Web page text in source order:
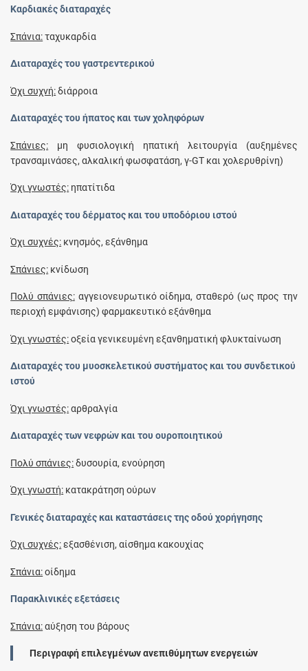
Καρδιακές διαταραχές
Σπάνια:ταχυκαρδία
Διαταραχές του γαστρεντερικού
Όχι συχνή:διάρροια
Διαταραχές του ήπατος και των χοληφόρων
Σπάνιες: μη φυσιολογική ηπατική λειτουργία (αυξημένες
τρανσαμινάσες, αλκαλική φωσφατάση, γ‑GT και χολερυθρίνη)
Όχι γνωστές: ηπατίτιδα
Διαταραχές του δέρματος και του υποδόριου ιστού
Όχι συχνές: κνησμός, εξάνθημα
Σπάνιες: κνίδωση
Πολύ σπάνιες:αγγειονευρωτικό οίδημα, σταθερό (ως προς την
περιοχή εμφάνισης) φαρμακευτικό εξάνθημα
Όχι γνωστές:oξεία γενικευμένη εξανθηματική φλυκταίνωση
Διαταραχές του μυοσκελετικού συστήματος και του συνδετικού
ιστού
Όχι γνωστές:αρθραλγία
Διαταραχές των νεφρών και του ουροποιητικού
Πολύ σπάνιες:δυσουρία, ενούρηση
Όχι γνωστή: κατακράτηση ούρων
Γενικές διαταραχές και καταστάσεις της οδού χορήγησης
Όχι συχνές:εξασθένιση, αίσθημα κακουχίας
Σπάνια:οίδημα
Παρακλινικές εξετάσεις
Σπάνια:αύξηση του βάρους
Περιγραφή επιλεγμένων ανεπιθύμητων ενεργειών